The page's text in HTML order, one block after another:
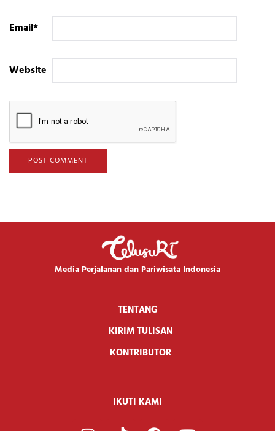
Email*
Website
Media Perjalanan dan Pariwisata Indonesia
TENTANG
KIRIM TULISAN
KONTRIBUTOR
IKUTI KAMI